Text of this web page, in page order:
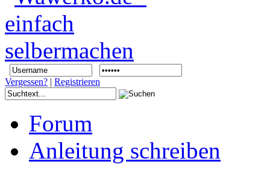
Vergessen? | Registrieren
Forum
Anleitung schreiben